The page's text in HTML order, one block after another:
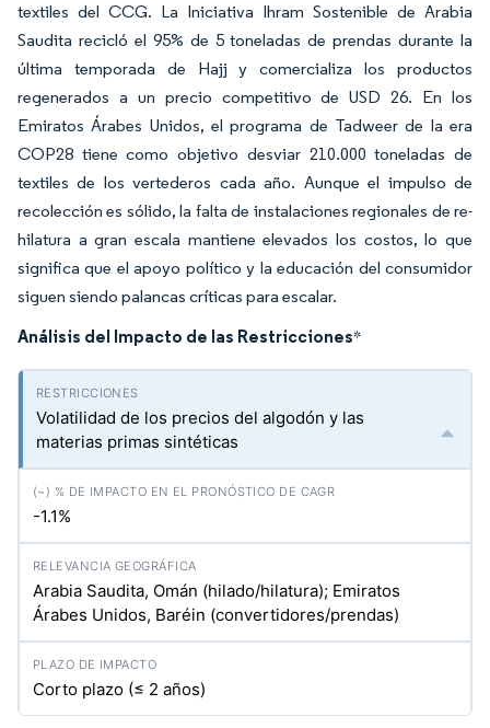
textiles del CCG. La Iniciativa Ihram Sostenible de Arabia
Saudita recicló el 95% de 5 toneladas de prendas durante la
última temporada de Hajj y comercializa los productos
regenerados a un precio competitivo de USD 26. En los
Emiratos Árabes Unidos, el programa de Tadweer de la era
COP28 tiene como objetivo desviar 210.000 toneladas de
textiles de los vertederos cada año. Aunque el impulso de
recolección es sólido, la falta de instalaciones regionales de re-
hilatura a gran escala mantiene elevados los costos, lo que
significa que el apoyo político y la educación del consumidor
siguen siendo palancas críticas para escalar.
Análisis del Impacto de las Restricciones*
Volatilidad de los precios del algodón y las
materias primas sintéticas
-1.1%
Arabia Saudita, Omán (hilado/hilatura); Emiratos
Árabes Unidos, Baréin (convertidores/prendas)
Corto plazo (≤ 2 años)